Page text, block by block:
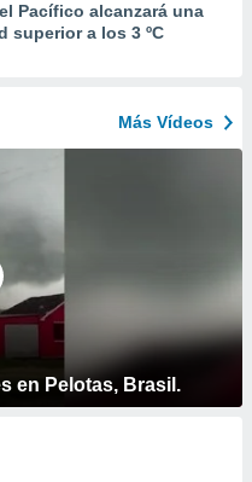
Pacífico alcanzará una
superior a los 3 ºC
Más Vídeos
en Pelotas, Brasil.